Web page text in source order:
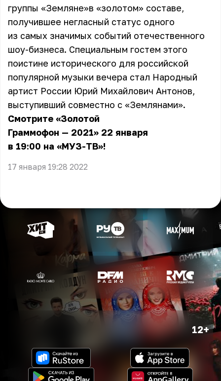
группы «Земляне»в «золотом» составе,
получившее негласный статус одного
из самых значимых событий отечественного
шоу-бизнеса. Специальным гостем этого
поистине исторического для российской
популярной музыки вечера стал Народный
артист России Юрий Михайлович Антонов,
выступивший совместно с «Землянами».
Смотрите «Золотой
Граммофон — 2021» 22 января
в 19:00 на «МУЗ-ТВ»!
17 января 19:28 2022
12+